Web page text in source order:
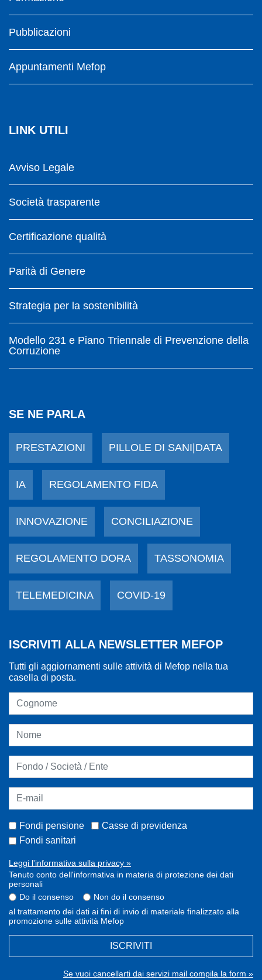
Pubblicazioni
Appuntamenti Mefop
LINK UTILI
Avviso Legale
Società trasparente
Certificazione qualità
Parità di Genere
Strategia per la sostenibilità
Modello 231 e Piano Triennale di Prevenzione della
Corruzione
SE NE PARLA
PRESTAZIONI PILLOLE DI SANI|DATA
IA REGOLAMENTO FIDA
INNOVAZIONE CONCILIAZIONE
REGOLAMENTO DORA TASSONOMIA
TELEMEDICINA COVID-19
ISCRIVITI ALLA NEWSLETTER MEFOP
Tutti gli aggiornamenti sulle attività di Mefop nella tua
casella di posta.
Fondi pensione
Casse di previdenza
Fondi sanitari
Leggi l'informativa sulla privacy »
Tenuto conto dell'informativa in materia di protezione dei dati
personali
Do il consenso
Non do il consenso
al trattamento dei dati ai fini di invio di materiale finalizzato alla
promozione sulle attività Mefop
ISCRIVITI
Se vuoi cancellarti dai servizi mail compila la form »